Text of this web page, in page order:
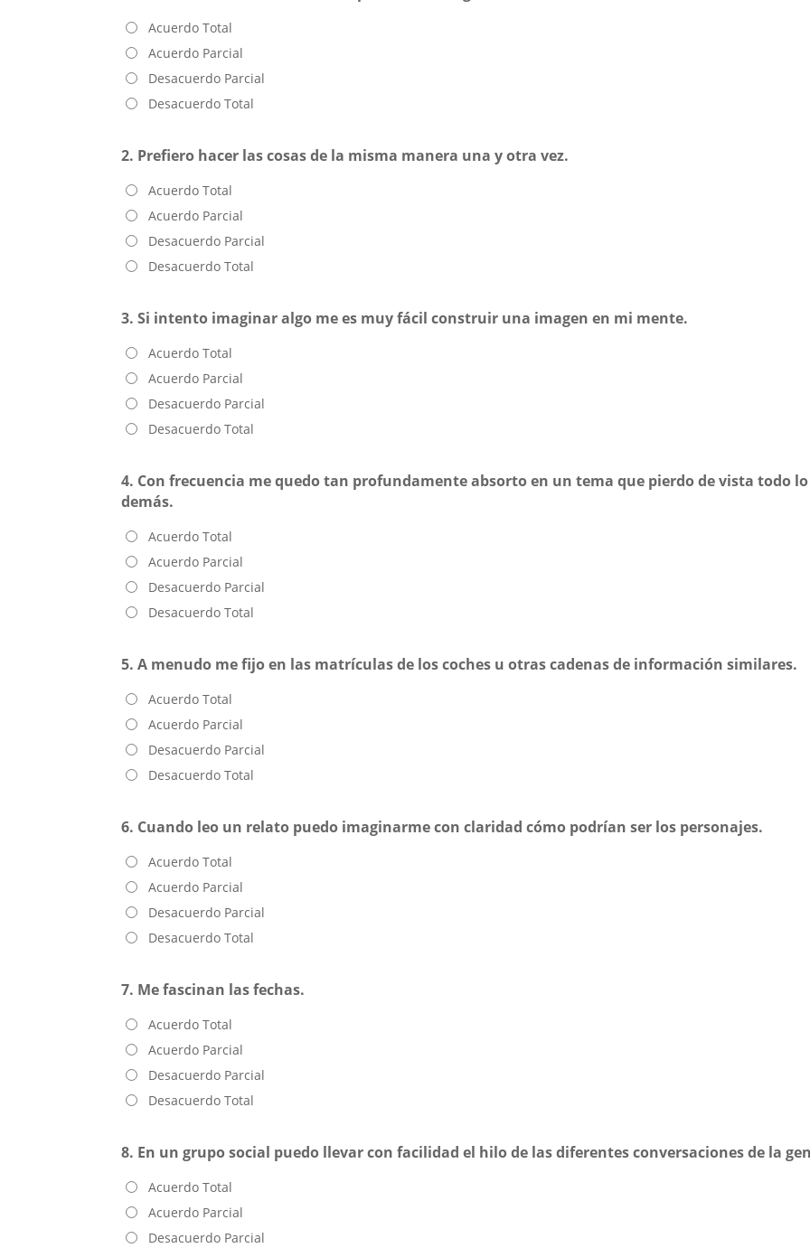
Acuerdo Total
Acuerdo Parcial
Desacuerdo Parcial
Desacuerdo Total
2. Prefiero hacer las cosas de la misma manera una y otra vez.
Acuerdo Total
Acuerdo Parcial
Desacuerdo Parcial
Desacuerdo Total
3. Si intento imaginar algo me es muy fácil construir una imagen en mi mente.
Acuerdo Total
Acuerdo Parcial
Desacuerdo Parcial
Desacuerdo Total
4. Con frecuencia me quedo tan profundamente absorto en un tema que pierdo de vista todo lo
demás.
Acuerdo Total
Acuerdo Parcial
Desacuerdo Parcial
Desacuerdo Total
5. A menudo me fijo en las matrículas de los coches u otras cadenas de información similares.
Acuerdo Total
Acuerdo Parcial
Desacuerdo Parcial
Desacuerdo Total
6. Cuando leo un relato puedo imaginarme con claridad cómo podrían ser los personajes.
Acuerdo Total
Acuerdo Parcial
Desacuerdo Parcial
Desacuerdo Total
7. Me fascinan las fechas.
Acuerdo Total
Acuerdo Parcial
Desacuerdo Parcial
Desacuerdo Total
8. En un grupo social puedo llevar con facilidad el hilo de las diferentes conversaciones de la
Acuerdo Total
Acuerdo Parcial
Desacuerdo Parcial